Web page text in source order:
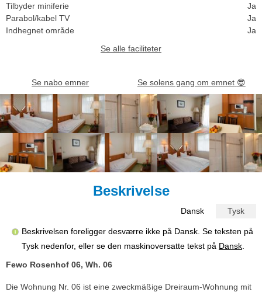
Tilbyder miniferie
Ja
Parabol/kabel TV
Ja
Indhegnet område
Ja
Se alle faciliteter
Se nabo emner Se solens gang om emnet 😎
Beskrivelse
Dansk Tysk
Beskrivelsen foreligger desværre ikke på Dansk. Se teksten på
Tysk nedenfor, eller se den maskinoversatte tekst på Dansk
Fewo Rosenhof 06, Wh. 06
Die Wohnung Nr. 06 ist eine zweckmäßige Dreiraum-Wohnung mit